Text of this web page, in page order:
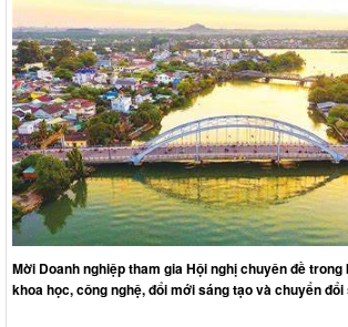
Mời Doanh nghiệp tham gia Hội nghị chuyên đề
khoa học, công nghệ, đổi mới sáng tạo và chuyển